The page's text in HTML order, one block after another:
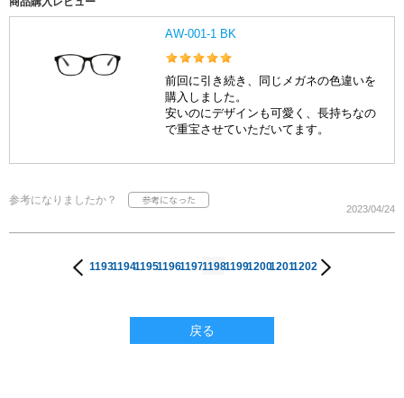
AW-001-1 BK
前回に引き続き、同じメガネの色違いを
購入しました。
安いのにデザインも可愛く、長持ちなの
で重宝させていただいてます。
参考になりましたか？
2023/04/24
1193119411951196119711981199120012011202
戻る